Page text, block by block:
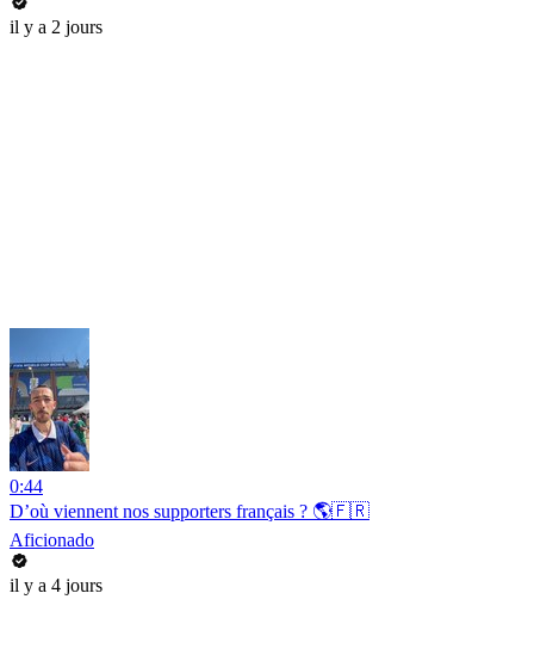
il y a 2 jours
0:44
D’où viennent nos supporters français ? 🌎🇫🇷
Aficionado
il y a 4 jours